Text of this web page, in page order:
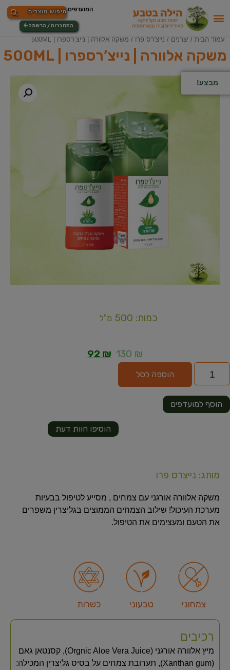
התחברות / הרשמה
עמוד הבית / יצרנים / נייצ'רס פרו / משקה אלוורה | נייצ’רספרו | 500ML
משקה אלוורה | נייצ’רספרו | 500ML
מבצע!
כמות: 500 מ"ל
130 ₪
92 ₪
הוספה לסל
הוסיפו חוות דעת
הוסף למועדפים
מותג: נייצרס פרו
משקה‭ ‬אלוורה אורגני‭ ‬עם‭ ‬צמחים , מסייע לטיפול בבעיות
מערכת העיכול! שילוב הצמחים הממוצים בגליצרין משפרים
את הטעם ומעצימים את הטיפול.
צמחוני טבעוני כשרות
רכיבים
מיץ אלוורה אורגני (Orgnic Aloe Vera Juice), קסנטאן גאם
(Xanthan gum), תערובת צמחים על בסיס גליצרין המכילה: